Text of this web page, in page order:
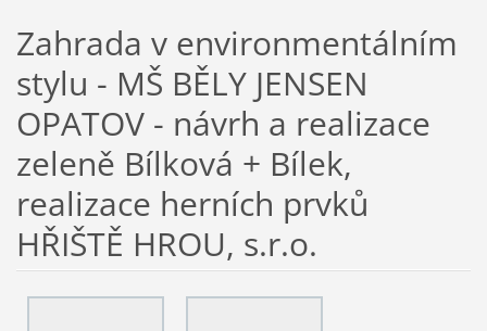
Zahrada v environmentálním
stylu - MŠ BĚLY JENSEN
OPATOV - návrh a realizace
zeleně Bílková + Bílek,
realizace herních prvků
HŘIŠTĚ HROU, s.r.o.